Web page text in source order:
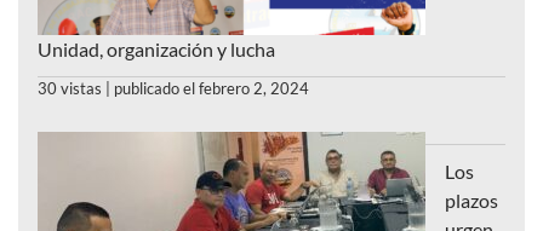
Unidad, organización y lucha
30 vistas publicado el febrero 2, 2024
Los
plazos